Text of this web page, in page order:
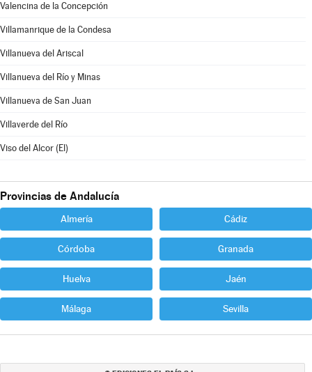
Valencina de la Concepción
Villamanrique de la Condesa
Villanueva del Ariscal
Villanueva del Río y Minas
Villanueva de San Juan
Villaverde del Río
Viso del Alcor (El)
Provincias de Andalucía
Almería Cádiz
Córdoba Granada
Huelva Jaén
Málaga Sevilla